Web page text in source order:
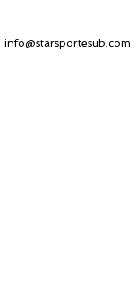
info@starsportesub.com